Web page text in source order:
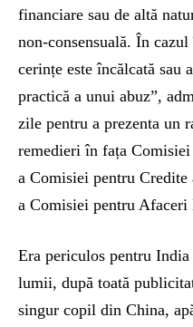
financiare sau de altă
non-consensuală. În
cerințe este încălcată sau
practică a unui abuz”,
zile pentru a prezenta un
remedieri în fața
a Comisiei pentru
a Comisiei pentru Afaceri
Era periculos pentru
lumii, după toată
singur copil din China,